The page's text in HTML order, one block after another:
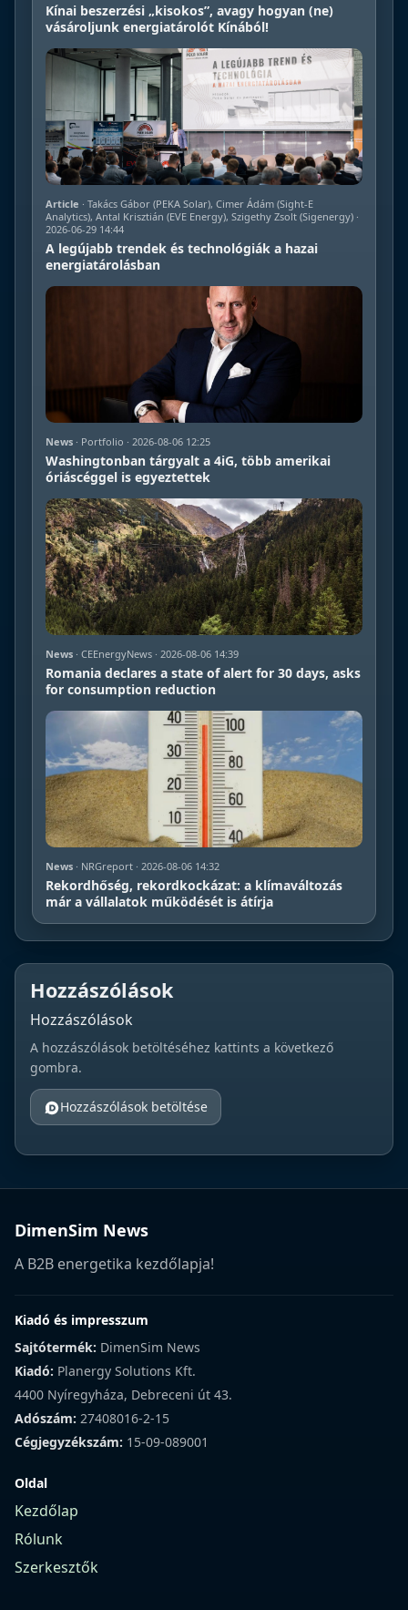
Kínai beszerzési „kisokos”, avagy hogyan (ne)
vásároljunk energiatárolót Kínából!
Article · Takács Gábor (PEKA Solar), Cimer Ádám (Sight-E
Analytics), Antal Krisztián (EVE Energy), Szigethy Zsolt (Sigenergy) ·
2026-06-29 14:44
A legújabb trendek és technológiák a hazai
energiatárolásban
News · Portfolio · 2026-08-06 12:25
Washingtonban tárgyalt a 4iG, több amerikai
óriáscéggel is egyeztettek
News · CEEnergyNews · 2026-08-06 14:39
Romania declares a state of alert for 30 days, asks
for consumption reduction
News · NRGreport · 2026-08-06 14:32
Rekordhőség, rekordkockázat: a klímaváltozás
már a vállalatok működését is átírja
Hozzászólások
Hozzászólások
A hozzászólások betöltéséhez kattints a következő
gombra.
Hozzászólások betöltése
DimenSim News
A B2B energetika kezdőlapja!
Kiadó és impresszum
Sajtótermék: DimenSim News
Kiadó: Planergy Solutions Kft.
4400 Nyíregyháza, Debreceni út 43.
Adószám: 27408016-2-15
Cégjegyzékszám: 15-09-089001
Oldal
Kezdőlap
Rólunk
Szerkesztők